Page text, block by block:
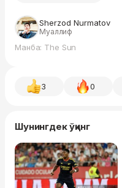
Sherzod Nurmatov
Муаллиф
Манба: The Sun
3 0
Шунингдек ўқинг